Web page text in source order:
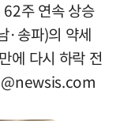
62주 연속 상승
·송파)의 약세
에 다시 하락 전